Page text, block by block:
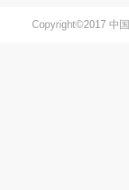
Copyright©2017 中